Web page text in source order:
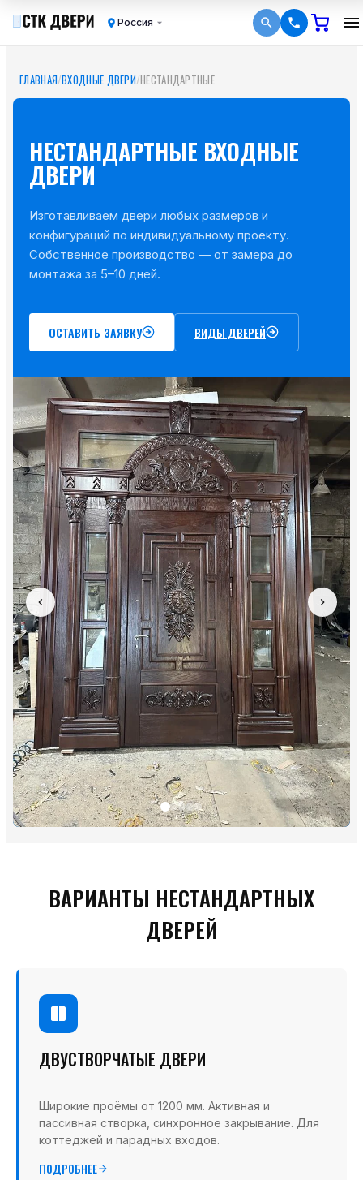
Россия
ГЛАВНАЯ/ВХОДНЫЕ ДВЕРИ/НЕСТАНДАРТНЫЕ
НЕСТАНДАРТНЫЕ ВХОДНЫЕ
ДВЕРИ
Изготавливаем двери любых размеров и
конфигураций по индивидуальному проекту.
Собственное производство — от замера до
монтажа за 5–10 дней.
ОСТАВИТЬ ЗАЯВКУ ВИДЫ ДВЕРЕЙ
ВАРИАНТЫ НЕСТАНДАРТНЫХ
ДВЕРЕЙ
ДВУСТВОРЧАТЫЕ ДВЕРИ
Широкие проёмы от 1200 мм. Активная и
пассивная створка, синхронное закрывание. Для
коттеджей и парадных входов.
ПОДРОБНЕЕ